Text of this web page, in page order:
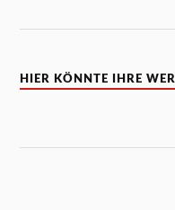
HIER KÖNNTE IHRE